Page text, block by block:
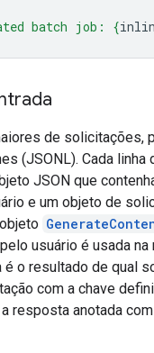
batch job: {
de solicitações,
(JSONL). Cada linha
JSON que
e um objeto de
usuário é usada
é o resultado de qual
com a chave
resposta anotada